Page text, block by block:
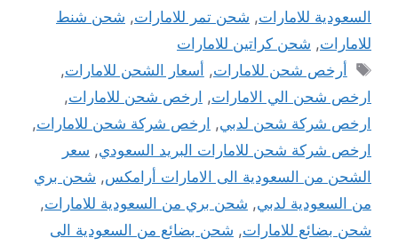
السعودية للامارات, شحن تمر للامارات, شحن شنط
للامارات, شحن كراتين للامارات
الوسوم
أرخص شحن للامارات, أسعار الشحن للامارات,
ارخص شحن الي الامارات, ارخص شحن للامارات,
ارخص شركة شحن لدبي, ارخص شركة شحن للامارات,
ارخص شركة شحن للامارات البريد السعودي, سعر
الشحن من السعودية الى الامارات أرامكس, شحن بري
من السعودية لدبي, شحن بري من السعودية للامارات,
شحن بضائع للامارات, شحن بضائع من السعودية الى